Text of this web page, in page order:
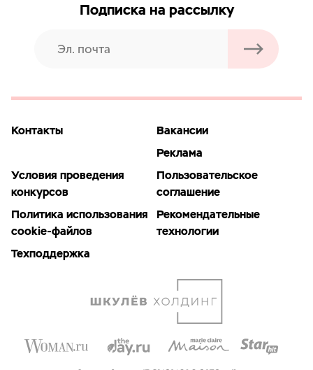
Подписка на рассылку
Контакты
Вакансии
Реклама
Условия проведения
конкурсов
Пользовательское
соглашение
Политика использования
cookie-файлов
Рекомендательные
технологии
Техподдержка